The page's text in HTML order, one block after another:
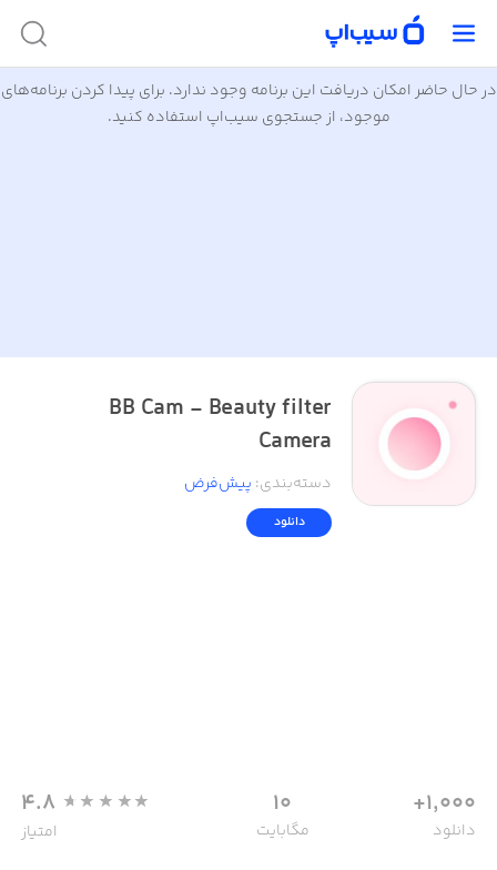
در حال حاضر امکان دریافت این برنامه وجود ندارد. برای پیدا کردن برنامه‌های
موجود، از جستجوی سیب‌اپ استفاده کنید.
BB Cam - Beauty filter
Camera
دسته‌بندی: پیش‌فرض
دانلود
1,000+
دانلود
10
مگابایت
4.8
امتیاز